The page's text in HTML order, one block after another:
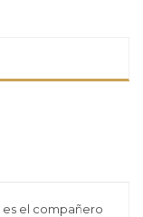
es el compañero